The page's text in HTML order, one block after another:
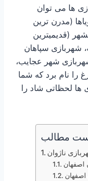
ها می توان
(مدرن ترین
(قدیمیترین
شهربازی سپاهان
شهر عجایب،
را نام برد که شما
ها لحظاتی شاد را
مطالب
ناژوان
اصفهان